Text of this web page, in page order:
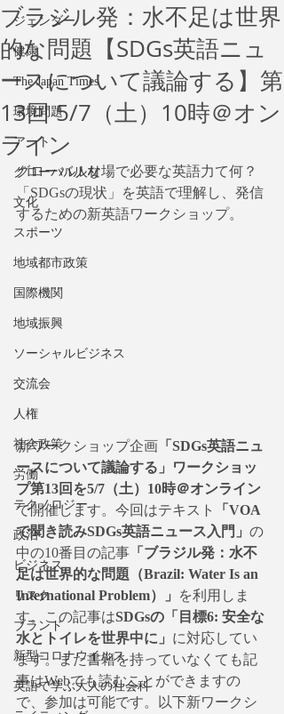
ジェンダー
健康
The Japan Times
環境問題
アート
グローバル人材
文化
スポーツ
地域都市政策
国際機関
地域振興
ソーシャルビジネス
交流会
人権
社会政策
労働
テクノロジー
政治
ビジネス
リスク
ブランド
新型コロナウイルス
英語で学ぶ大人の社会科
ブラジル発：水不足は世界
的な問題【SDGs英語ニュ
ースについて議論する】第
13回 5/7（土）10時＠オン
ライン
グローバルな場で必要な英語力て何？
「SDGsの現状」を英語で理解し、発信
するための新英語ワークショップ。
新ワークショップ企画 「SDGs英語ニュ
ースについて議論する」ワークショッ
プ第13回を5/7（土）10時＠オンライン
で開催します。今回はテキスト
「VOA
で聞き読みSDGs英語ニュース入門」 の
中の10番目の記事 「ブラジル発：水不
足は世界的な問題（Brazil: Water Is an
International Problem）」
を利用しま
す。この記事はSDGsの「目標6: 安全な
水とトイレを世界中に」 に対応してい
ます。また書籍を持っていなくても記
事はWebでも読むことができますの
で、参加は可能です。以下新ワークシ